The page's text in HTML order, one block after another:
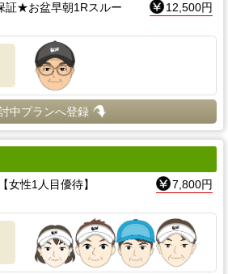
証★お盆早朝1Rスルー 12,500円
中プランへ登録
性1人目優待】
7,800円